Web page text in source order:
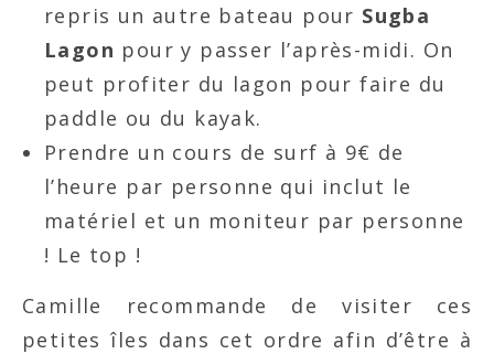
repris un autre bateau pour Sugba
Lagon pour y passer l’après-midi. On
peut profiter du lagon pour faire du
paddle ou du kayak.
Prendre un cours de surf à 9€ de
l’heure par personne qui inclut le
matériel et un moniteur par personne
! Le top !
Camille recommande de visiter ces
petites îles dans cet ordre afin d’être à